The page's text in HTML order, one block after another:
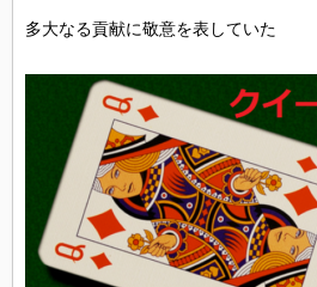
多大なる貢献に敬意を表していた